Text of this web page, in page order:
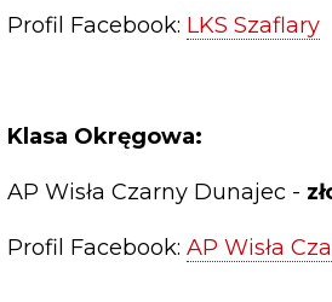
Profil Facebook: LKS Szaflary
Klasa Okręgowa:
AP Wisła Czarny Dunajec -
Profil Facebook: AP Wisła